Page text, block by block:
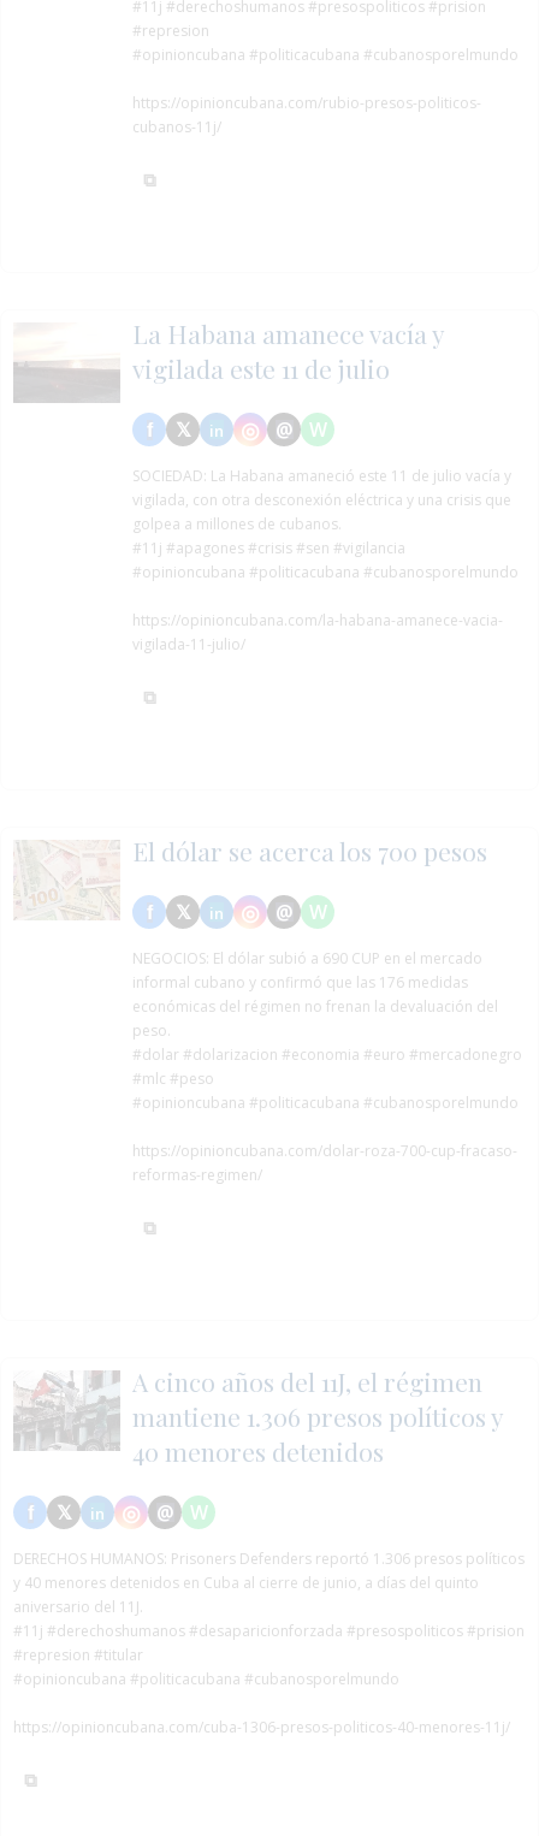
#11j #derechoshumanos #presospoliticos #prision
#represion
#opinioncubana #politicacubana #cubanosporelmundo
https://opinioncubana.com/rubio-presos-politicos-
cubanos-11j/
La Habana amanece vacía y
vigilada este 11 de julio
SOCIEDAD: La Habana amaneció este 11 de julio vacía y
vigilada, con otra desconexión eléctrica y una crisis que
golpea a millones de cubanos.
#11j #apagones #crisis #sen #vigilancia
#opinioncubana #politicacubana #cubanosporelmundo
https://opinioncubana.com/la-habana-amanece-vacia-
vigilada-11-julio/
El dólar se acerca los 700 pesos
NEGOCIOS: El dólar subió a 690 CUP en el mercado
informal cubano y confirmó que las 176 medidas
económicas del régimen no frenan la devaluación del
peso.
#dolar #dolarizacion #economia #euro #mercadonegro
#mlc #peso
#opinioncubana #politicacubana #cubanosporelmundo
https://opinioncubana.com/dolar-roza-700-cup-fracaso-
reformas-regimen/
A cinco años del 11J, el régimen
mantiene 1.306 presos políticos y
40 menores detenidos
DERECHOS HUMANOS: Prisoners Defenders reportó 1.306 presos políticos
y 40 menores detenidos en Cuba al cierre de junio, a días del quinto
aniversario del 11J.
#11j #derechoshumanos #desaparicionforzada #presospoliticos #prision
#represion #titular
#opinioncubana #politicacubana #cubanosporelmundo
https://opinioncubana.com/cuba-1306-presos-politicos-40-menores-11j/